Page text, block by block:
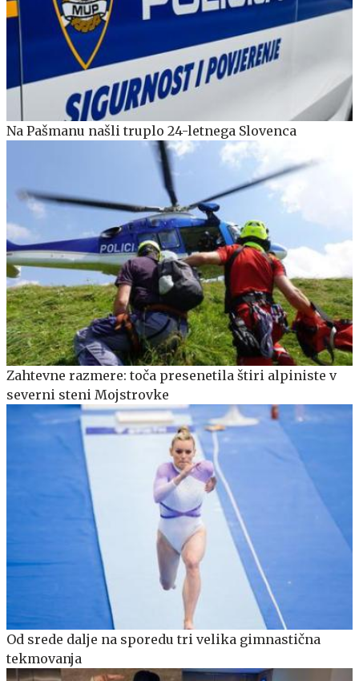
Na Pašmanu našli truplo 24-letnega Slovenca
Zahtevne razmere: toča presenetila štiri alpiniste v
severni steni Mojstrovke
Od srede dalje na sporedu tri velika gimnastična
tekmovanja